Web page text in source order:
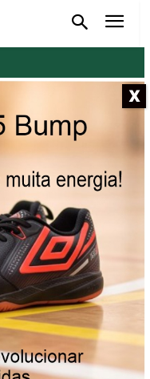
futsal
S
X